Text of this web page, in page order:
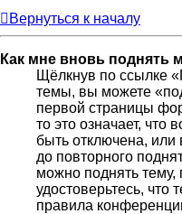
Вернуться к началу
Как мне вновь поднять
Щёлкнув по ссылке
темы, вы можете
первой страницы
то это означает, что
быть отключена, или
до повторного
можно поднять тему,
удостоверьтесь,
правила